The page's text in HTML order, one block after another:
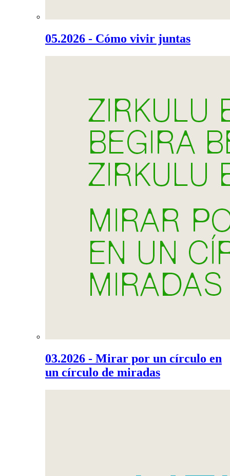
05.2026 - Cómo vivir juntas
03.2026 - Mirar por un círculo en
un círculo de miradas